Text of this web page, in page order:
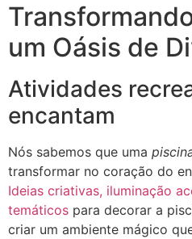
um Oásis de
Atividades
encantam
Nós sabemos que uma
transformar no coração do
Ideias criativas, iluminação
temáticos para decorar a
criar um ambiente mágico